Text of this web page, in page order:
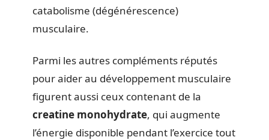
catabolisme (dégénérescence)
musculaire.
Parmi les autres compléments réputés
pour aider au développement musculaire
figurent aussi ceux contenant de la
creatine monohydrate, qui augmente
l’énergie disponible pendant l’exercice tout